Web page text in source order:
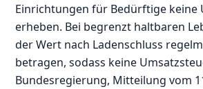
Einrichtungen für Bedürftige keine
erheben. Bei begrenzt haltbaren
der Wert nach Ladenschluss
betragen, sodass keine
Bundesregierung, Mitteilung vom